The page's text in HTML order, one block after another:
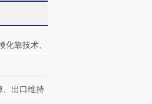
靠技术、
、出口维持